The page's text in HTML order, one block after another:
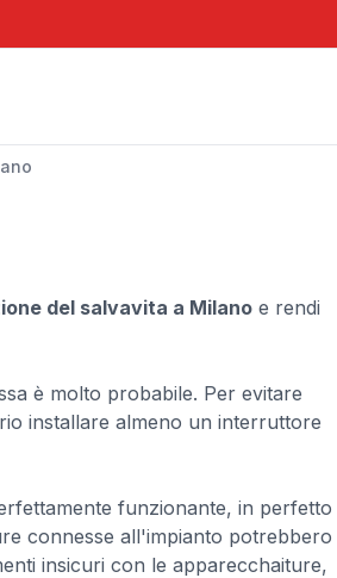
del salvavita a Milano e rendi
è molto probabile. Per evitare
installare almeno un interruttore
funzionante, in perfetto
connesse all'impianto potrebbero
insicuri con le apparecchaiture,